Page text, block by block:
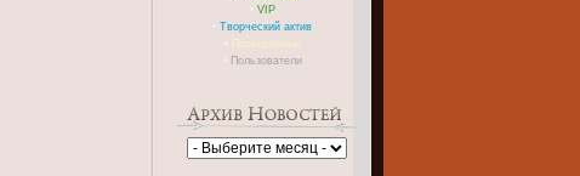
• VIP
• Творческий актив
•
• Пользователи